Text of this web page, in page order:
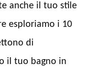
anche il tuo stile
esploriamo i 10
di
il tuo bagno in